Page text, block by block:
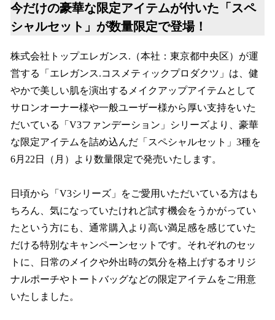
今だけの豪華な限定アイテムが付いた「スペ
シャルセット」が数量限定で登場！
株式会社トップエレガンス.（本社：東京都中央区）が運
営する「エレガンス.コスメティックプロダクツ」は、健
やかで美しい肌を演出するメイクアップアイテムとして
サロンオーナー様や一般ユーザー様から厚い支持をいた
だいている「V3ファンデーション」シリーズより、豪華
な限定アイテムを詰め込んだ「スペシャルセット」3種を
6月22日（月）より数量限定で発売いたします。
日頃から「V3シリーズ」をご愛用いただいている方はも
ちろん、気になっていたけれど試す機会をうかがってい
たという方にも、通常購入より高い満足感を感じていた
だける特別なキャンペーンセットです。それぞれのセッ
トに、日常のメイクや外出時の気分を格上げするオリジ
ナルポーチやトートバッグなどの限定アイテムをご用意
いたしました。